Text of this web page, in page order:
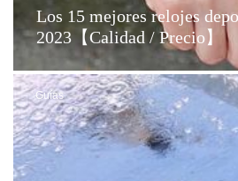
Los 15 mejores relojes
2023【Calidad / Precio】
Guías